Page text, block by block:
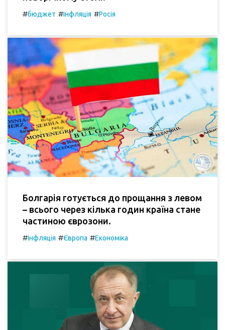
#бюджет #Інфляція #Росія
Болгарія готується до прощання з левом
– всього через кілька годин країна стане
частиною єврозони.
#Інфляція #Європа #Економіка